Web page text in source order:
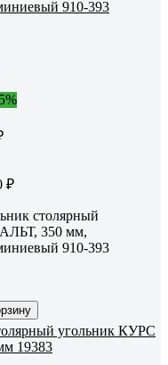
₽
столярный
350 мм,
910-393